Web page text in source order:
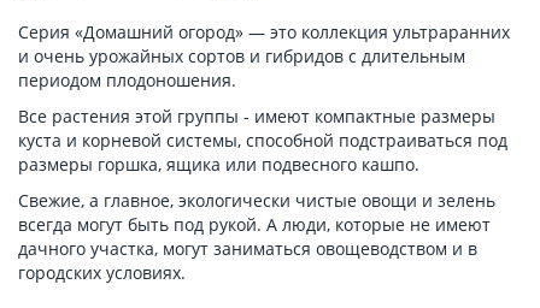
Серия «Домашний огород» — это коллекция ультраранних
и очень урожайных сортов и гибридов с длительным
периодом плодоношения.
Все растения этой группы - имеют компактные размеры
куста и корневой системы, способной подстраиваться под
размеры горшка, ящика или подвесного кашпо.
Свежие, а главное, экологически чистые овощи и зелень
всегда могут быть под рукой. А люди, которые не имеют
дачного участка, могут заниматься овощеводством и в
городских условиях.